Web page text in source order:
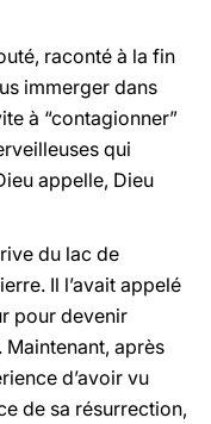
raconté à la fin
immerger dans
à “contagionner”
qui
appelle, Dieu
du lac de
Il l’avait appelé
pour devenir
Maintenant, après
d’avoir vu
de sa résurrection,